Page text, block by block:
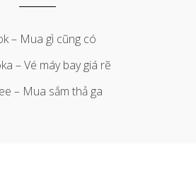
– Mua gì cũng có
– Vé máy bay giá rẽ
– Mua sắm thả ga